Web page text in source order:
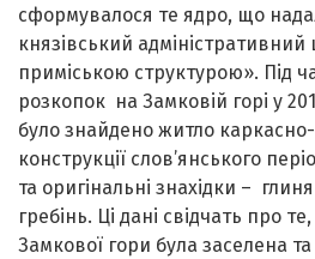
сформувалося те ядро, що
князівський
приміською структурою». Під
розкопок на Замковій горі у
було знайдено житло
конструкції слов’янського
та оригінальні знахідки –
гребінь. Ці дані свідчать про
Замкової гори була заселена